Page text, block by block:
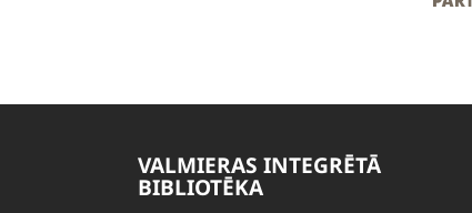
VALMIERAS INTEGRĒTĀ
BIBLIOTĒKA